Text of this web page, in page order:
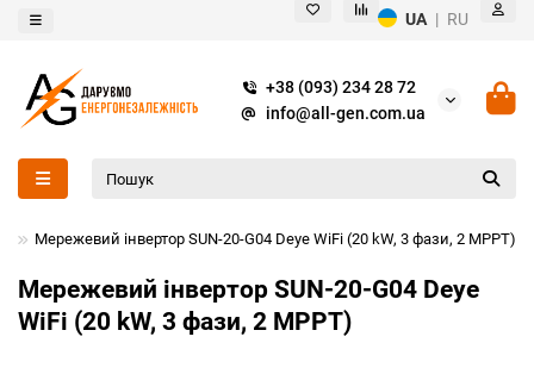
UA | RU
+38 (093) 234 28 72
info@all-gen.com.ua
Мережевий інвертор SUN-20-G04 Deye WiFi (20 kW, 3 фази, 2 MPPT)
Мережевий інвертор SUN-20-G04 Deye
WiFi (20 kW, 3 фази, 2 MPPT)